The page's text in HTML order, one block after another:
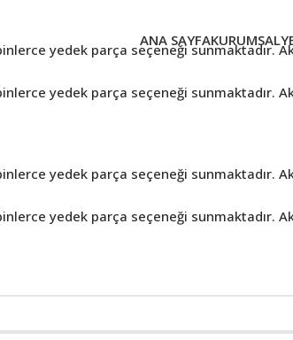
ANA SAYFAKURUMSAL
yedek parça seçeneği sunmaktadır.
yedek parça seçeneği sunmaktadır.
yedek parça seçeneği sunmaktadır.
yedek parça seçeneği sunmaktadır.